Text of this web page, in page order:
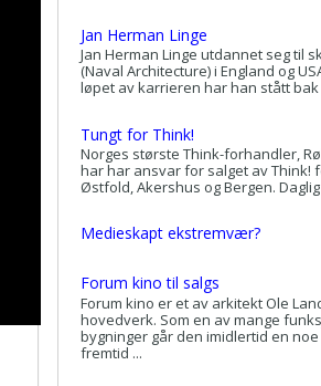
Jan Herman Linge
Jan Herman Linge utdannet seg til
(Naval Architecture) i England og
løpet av karrieren har han stått bak
Tungt for Think!
Norges største Think-forhandler,
har har ansvar for salget av Think!
Østfold, Akershus og Bergen. Daglig
Medieskapt ekstremvær?
Forum kino til salgs
Forum kino er et av arkitekt Ole
hovedverk. Som en av mange
bygninger går den imidlertid en
fremtid ...